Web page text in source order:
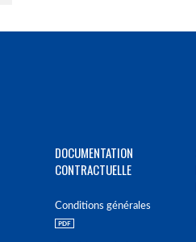
DOCUMENTATION
CONTRACTUELLE
Conditions générales